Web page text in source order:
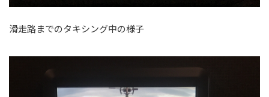
滑走路までのタキシング中の様子